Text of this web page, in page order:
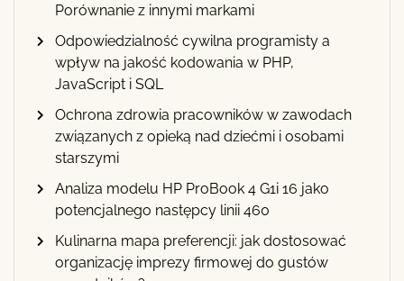
Porównanie z innymi markami
Odpowiedzialność cywilna programisty a
wpływ na jakość kodowania w PHP,
JavaScript i SQL
Ochrona zdrowia pracowników w zawodach
związanych z opieką nad dziećmi i osobami
starszymi
Analiza modelu HP ProBook 4 G1i 16 jako
potencjalnego następcy linii 460
Kulinarna mapa preferencji: jak dostosować
organizację imprezy firmowej do gustów